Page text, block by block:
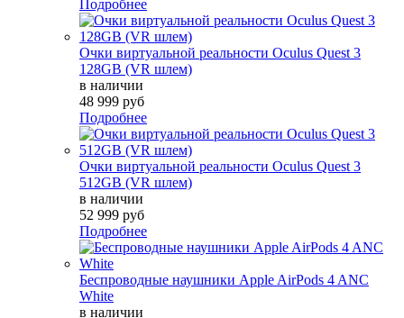
Подробнее
Очки виртуальной реальности Oculus Quest 3
128GB (VR шлем)
в наличии
48 999 руб
Подробнее
Очки виртуальной реальности Oculus Quest 3
512GB (VR шлем)
в наличии
52 999 руб
Подробнее
Беспроводные наушники Apple AirPods 4 ANC
White
в наличии